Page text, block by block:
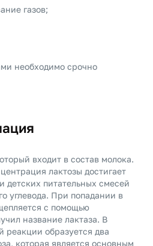
газов;
необходимо срочно
входит в состав молока.
лактозы достигает
детских питательных смесей
углевода. При попадании в
с помощью
название лактаза. В
реакции образуется два
которая является основным